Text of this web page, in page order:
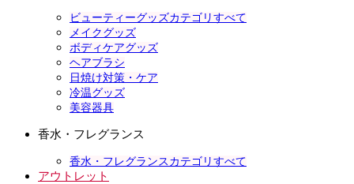
ビューティーグッズカテゴリすべて
メイクグッズ
ボディケアグッズ
ヘアブラシ
日焼け対策・ケア
冷温グッズ
美容器具
香水・フレグランス
香水・フレグランスカテゴリすべて
アウトレット